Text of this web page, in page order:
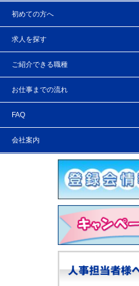
初めての方へ
求人を探す
ご紹介できる職種
お仕事までの流れ
FAQ
会社案内